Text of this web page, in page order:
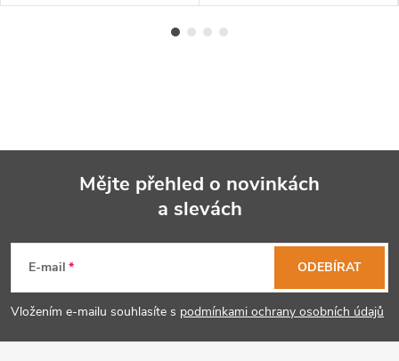
p
Mějte přehled o novinkách
a slevách
E-mail
Vložením e-mailu souhlasíte s podmínkami ochrany osobních údajů
ODEBÍRAT